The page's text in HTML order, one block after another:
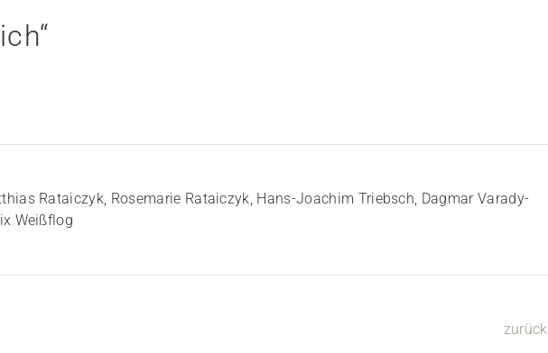
Rataiczyk, Rosemarie Rataiczyk, Hans-Joachim Triebsch, Dagmar Varady-
Weißflog
zurück